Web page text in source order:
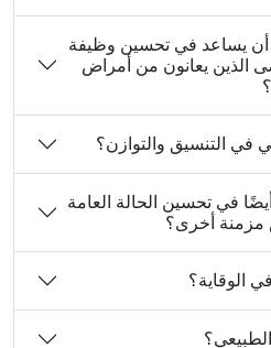
أن يساعد في تحسين وظيفة
الذين يعانون من أمراض
في التنسيق والتوازن؟
في تحسين الحالة العامة
مزمنة أخرى؟
الوقاية؟